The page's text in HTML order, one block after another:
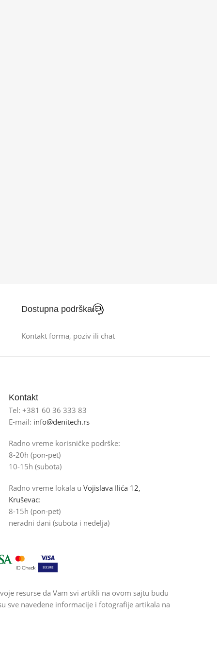
Dostupna podrška
Kontakt forma, poziv ili chat
Kontakt
Tel: +381 60 36 333 83
E-mail: info@denitech.rs
Radno vreme korisničke podrške:
8-20h (pon-pet)
10-15h (subota)
Radno vreme lokala u Vojislava Ilića 12,
Kruševac:
8-15h (pon-pet)
neradni dani (subota i nedelja)
resurse da Vam svi artikli na ovom sajtu budu
sve navedene informacije i fotografije artikala na